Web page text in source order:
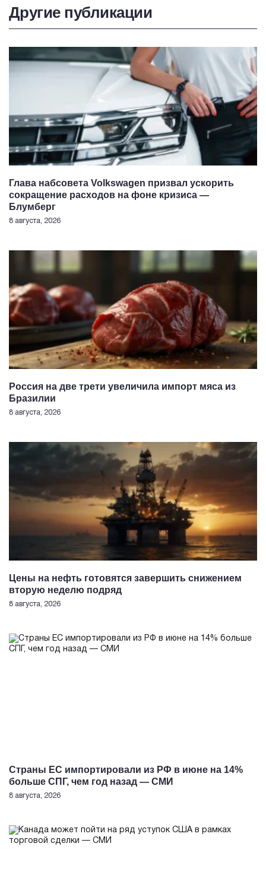
Другие публикации
Глава набсовета Volkswagen призвал ускорить
сокращение расходов на фоне кризиса —
Блумберг
8 августа, 2026
Россия на две трети увеличила импорт мяса из
Бразилии
8 августа, 2026
Цены на нефть готовятся завершить снижением
вторую неделю подряд
8 августа, 2026
Страны ЕС импортировали из РФ в июне на 14%
больше СПГ, чем год назад — СМИ
8 августа, 2026